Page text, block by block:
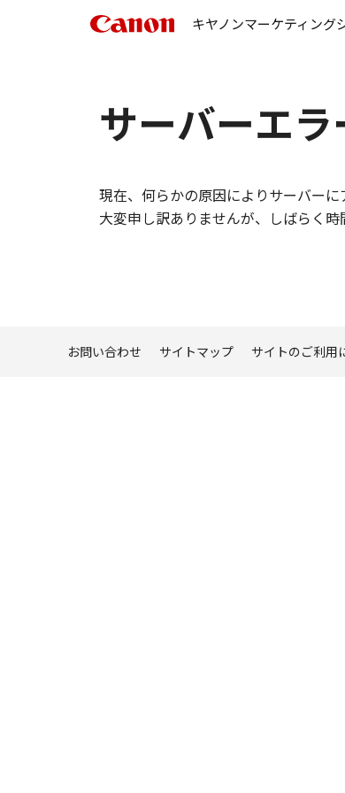
キヤノンマーケティング
サーバーエラ
現在、何らかの原因によりサーバーに
大変申し訳ありませんが、しばらく
お問い合わせ サイトマップ サイトのご利用